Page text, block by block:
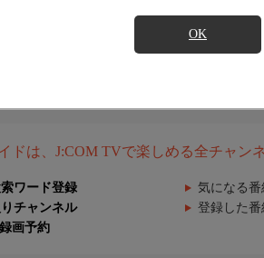
OK
ドは、J:COM TVで楽しめる全チャン
ワード登録 気になる番
チャンネル 登録した
画予約